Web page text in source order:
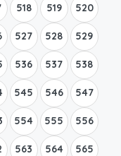
518 519 520
527 528 529
536 537 538
545 546 547
554 555 556
563 564 565